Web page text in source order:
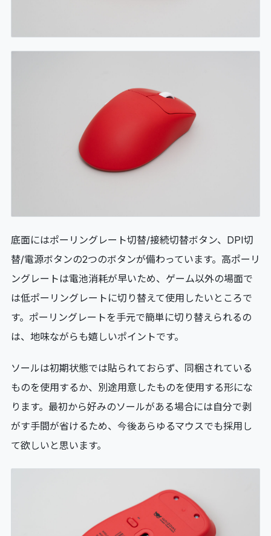
底面にはポーリングレート切替/接続切替ボタン、DPI切
替/電源ボタンの2つのボタンが備わっています。高ポーリ
ングレートは電池消耗が早いため、ゲーム以外の場面で
は低ポーリングレートに切り替えて使用したいところで
す。ポーリングレートを手元で簡単に切り替えられるの
は、地味ながらも嬉しいポイントです。
ソールは初期状態では貼られておらず、同梱されている
ものを使用するか、別途用意したものを使用する形にな
ります。最初から好みのソールがある場合には自分で剥
がす手間が省けるため、今後あらゆるマウスでも採用し
て欲しいと思います。